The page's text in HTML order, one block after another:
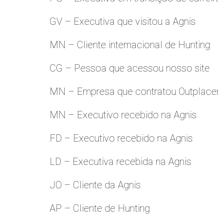
GV – Executiva que visitou a Agnis
MN – Cliente internacional de Hunting
CG – Pessoa que acessou nosso site
MN – Empresa que contratou
MN – Executivo recebido na Agnis
FD – Executivo recebido na Agnis
LD – Executiva recebida na Agnis
JO – Cliente da Agnis
AP – Cliente de Hunting